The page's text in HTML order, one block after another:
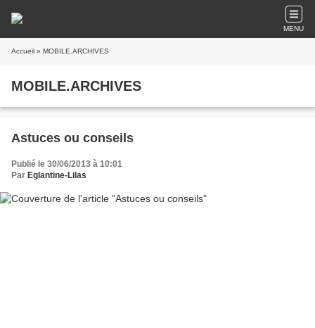
MENU
Accueil » MOBILE.ARCHIVES
MOBILE.ARCHIVES
Astuces ou conseils
Publié le 30/06/2013 à 10:01
Par Eglantine-Lilas